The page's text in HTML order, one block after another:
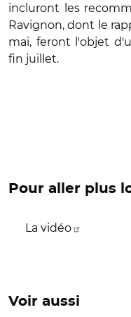
incluront les
Ravignon, dont le
mai, feront l'objet
fin juillet.
Pour aller plus
La vidéo
Voir aussi